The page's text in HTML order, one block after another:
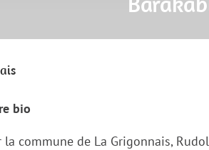
bio
la commune de La Grigonnais,